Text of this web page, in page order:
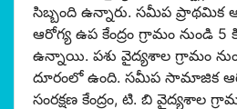
సిబ్బంది ఉన్నారు. సమీప ప్రాథమిక
ఆరోగ్య ఉప కేంద్రం గ్రామం నుండి
ఉన్నాయి. పశు వైద్యశాల గ్రామం
దూరంలో ఉంది. సమీప సామాజిక
సంరక్షణ కేంద్రం, టి. బి వైద్యశాల